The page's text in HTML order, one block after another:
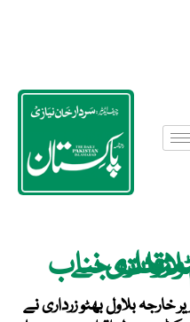
گتیرس سے ملاقات
خارجہ بلاول بھٹو زرداری نے